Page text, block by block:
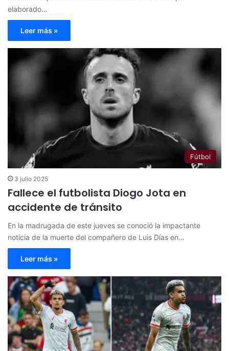
elaborado…
Leer más »
Fútbol
3 julio 2025
Fallece el futbolista Diogo Jota en
accidente de tránsito
En la madrugada de este jueves se conoció la impactante
noticia de la muerte del compañero de Luis Días en…
Leer más »